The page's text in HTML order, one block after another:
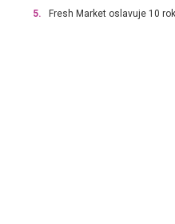
5. Fresh Market oslavuje 10